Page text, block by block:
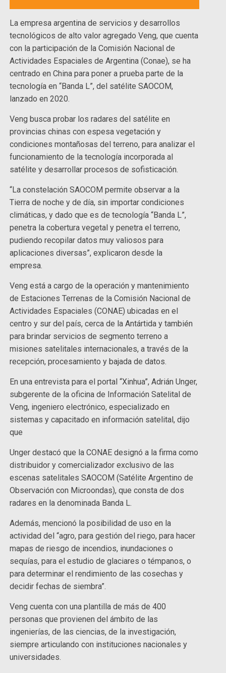
La empresa argentina de servicios y desarrollos
tecnológicos de alto valor agregado Veng, que cuenta
con la participación de la Comisión Nacional de
Actividades Espaciales de Argentina (Conae), se ha
centrado en China para poner a prueba parte de la
tecnología en “Banda L”, del satélite SAOCOM,
lanzado en 2020.
Veng busca probar los radares del satélite en
provincias chinas con espesa vegetación y
condiciones montañosas del terreno, para analizar el
funcionamiento de la tecnología incorporada al
satélite y desarrollar procesos de sofisticación.
“La constelación SAOCOM permite observar a la
Tierra de noche y de día, sin importar condiciones
climáticas, y dado que es de tecnología “Banda L”,
penetra la cobertura vegetal y penetra el terreno,
pudiendo recopilar datos muy valiosos para
aplicaciones diversas”, explicaron desde la
empresa.
Veng está a cargo de la operación y mantenimiento
de Estaciones Terrenas de la Comisión Nacional de
Actividades Espaciales (CONAE) ubicadas en el
centro y sur del país, cerca de la Antártida y también
para brindar servicios de segmento terreno a
misiones satelitales internacionales, a través de la
recepción, procesamiento y bajada de datos.
En una entrevista para el portal “Xinhua”, Adrián Unger,
subgerente de la oficina de Información Satelital de
Veng, ingeniero electrónico, especializado en
sistemas y capacitado en información satelital, dijo
que
Unger destacó que la CONAE designó a la firma como
distribuidor y comercializador exclusivo de las
escenas satelitales SAOCOM (Satélite Argentino de
Observación con Microondas), que consta de dos
radares en la denominada Banda L.
Además, mencionó la posibilidad de uso en la
actividad del “agro, para gestión del riego, para hacer
mapas de riesgo de incendios, inundaciones o
sequías, para el estudio de glaciares o témpanos, o
para determinar el rendimiento de las cosechas y
decidir fechas de siembra”.
Veng cuenta con una plantilla de más de 400
personas que provienen del ámbito de las
ingenierías, de las ciencias, de la investigación,
siempre articulando con instituciones nacionales y
universidades.